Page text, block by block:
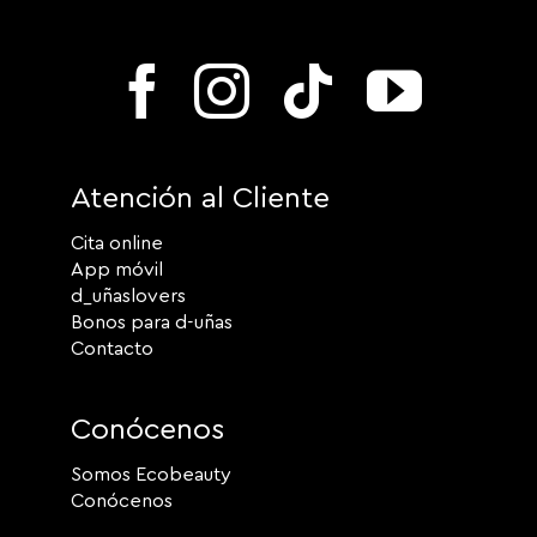
Atención al Cliente
Cita online
App móvil
d_uñaslovers
Bonos para d-uñas
Contacto
Conócenos
Somos Ecobeauty
Conócenos